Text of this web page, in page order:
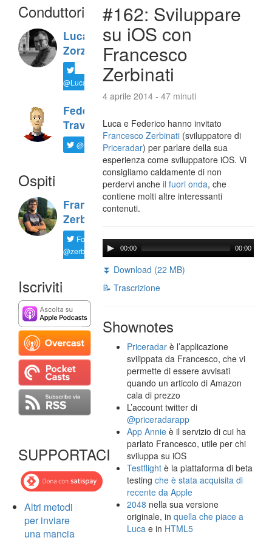
Conduttori
Luca
Zorzi
@LucaTNT
Federico
Travaini
@ftrava
Ospiti
Francesco
Zerbinati
Follow
@zerbfra
Iscriviti
SUPPORTACI
Altri metodi
per inviare
una mancia
#162: Sviluppare
su iOS con
Francesco
Zerbinati
4 aprile 2014 - 47 minuti
Luca e Federico hanno invitato
Francesco Zerbinati (sviluppatore di
Priceradar) per parlare della sua
esperienza come sviluppatore iOS. Vi
consigliamo caldamente di non
perdervi ancheil fuori onda, che
contiene molti altre interessanti
contenuti.
00:00 00:00
⏬ Download (22 MB)
📝 Trascrizione
Shownotes
Priceradar è l’applicazione
svilippata da Francesco, che vi
permette di essere avvisati
quando un articolo di Amazon
cala di prezzo
L’account twitter di
@priceradarapp
App Annie è il servizio di cui ha
parlato Francesco, utile per chi
sviluppa su iOS
Testflight è la piattaforma di beta
testingche è stata acquisita di
recente da Apple
2048 nella sua versione
originale, inquella che piace a
Luca e in HTML5